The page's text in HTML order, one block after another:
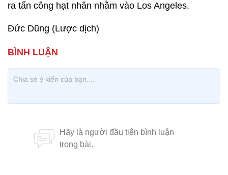
ra tấn công hạt nhân nhằm vào Los Angeles.
Đức Dũng (Lược dịch)